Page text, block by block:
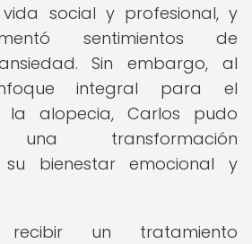
social y profesional, y
sentimientos de
Sin embargo, al
integral para el
la alopecia, Carlos pudo
una transformación
bienestar emocional y
un tratamiento